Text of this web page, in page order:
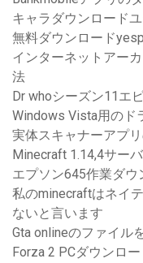
キャラダウンロード
無料ダウンロード
インターネットアー
法
Dr whoシーズン11エ
Windows Vista用のド
実体スキャナーアプ
Minecraft 1.14,4サー
エプソン645作業ダ
私のminecraftはネイ
ないと言います
Gta onlineのファイル
Forza 2 PCダウンロー